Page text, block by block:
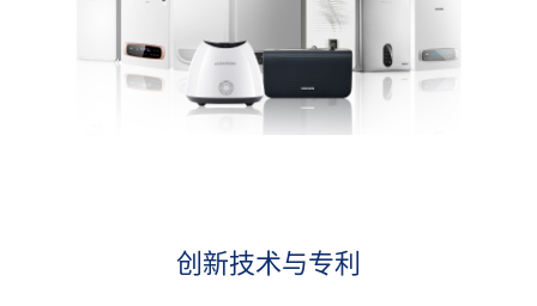
创新技术与专利